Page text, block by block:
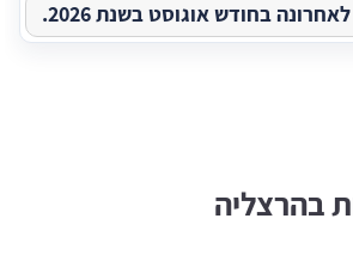
בחודש אוגוסט בשנת 2026.
בהרצליה